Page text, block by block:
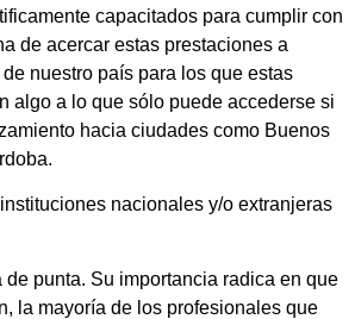
capacitados para cumplir con
de acercar estas prestaciones a
nuestro país para los que estas
algo a lo que sólo puede accederse si
hacia ciudades como Buenos
nacionales y/o extranjeras
de punta. Su importancia radica en que
la mayoría de los profesionales que